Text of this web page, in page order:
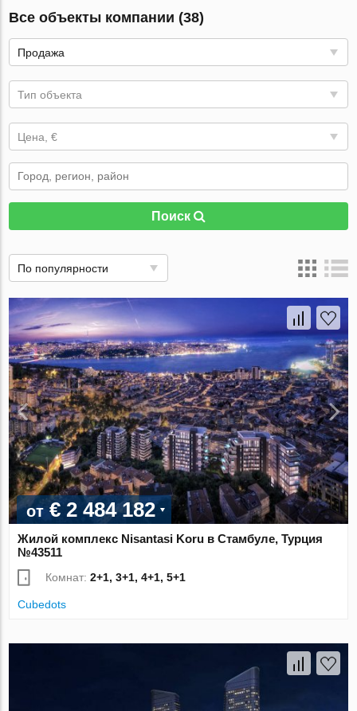
Все объекты компании (38)
Продажа
Тип объекта
Цена, €
Поиск
По популярности
от€ 2 484 182
Жилой комплекс Nisantasi Koru в Стамбуле, Турция
№43511
Комнат:2+1, 3+1, 4+1, 5+1
Cubedots